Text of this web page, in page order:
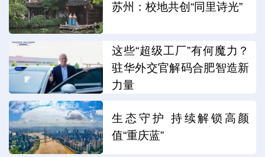
苏州：校地共创“同里诗光”
这些“超级工厂”有何魔力？
驻华外交官解码合肥智造新
力量
生态守护 持续解锁高颜
值“重庆蓝”